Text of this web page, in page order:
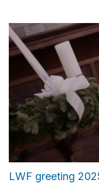
LWF greeting